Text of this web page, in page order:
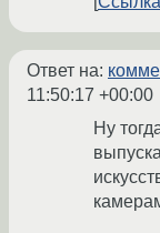
Ответ на:
11:50:17 +00:00
Ну